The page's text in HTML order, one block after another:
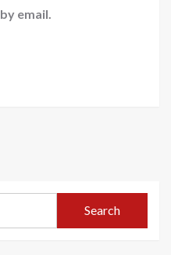
email.
Search